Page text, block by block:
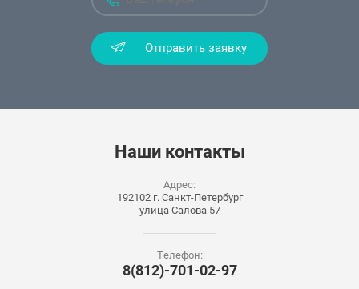
Отправить заявку
Наши контакты
Адрес:
192102 г. Санкт-Петербург
улица Салова 57
Телефон:
8(812)-701-02-97